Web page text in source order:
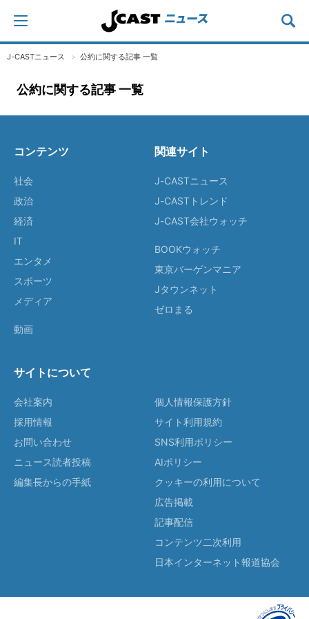
J-CASTニュース 公約に関する記事 一覧
公約に関する記事 一覧
コンテンツ
社会
政治
経済
IT
エンタメ
スポーツ
メディア
動画
関連サイト
J-CASTニュース
J-CASTトレンド
J-CAST会社ウォッチ
BOOKウォッチ
東京バーゲンマニア
Jタウンネット
ゼロまる
サイトについて
会社案内
採用情報
お問い合わせ
ニュース読者投稿
編集長からの手紙
個人情報保護方針
サイト利用規約
SNS利用ポリシー
AIポリシー
クッキーの利用について
広告掲載
記事配信
コンテンツ二次利用
日本インターネット報道協会